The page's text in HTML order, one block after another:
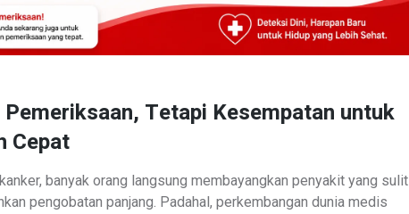
Pemeriksaan, Tetapi Kesempatan untuk
Cepat
banyak orang langsung membayangkan penyakit yang sulit
pengobatan panjang. Padahal, perkembangan dunia medis